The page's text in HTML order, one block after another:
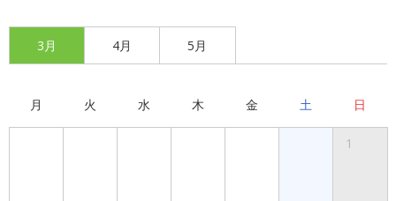
3月 4月 5月
月 火 水 木 金 土 日
1